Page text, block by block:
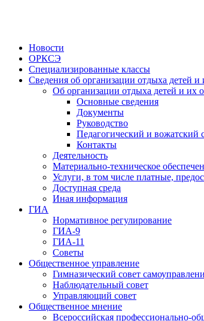
Новости
ОРКСЭ
Специализированные классы
Сведения об организации отдыха детей и
Об организации отдыха детей и их
Основные сведения
Документы
Руководство
Педагогический и вожатский
Контакты
Деятельность
Материально-техническое
Услуги, в том числе платные,
Доступная среда
Иная информация
ГИА
Нормативное регулирование
ГИА-9
ГИА-11
Советы
Общественное управление
Гимназический совет
Наблюдательный совет
Управляющий совет
Общественное мнение
Всероссийская профессионально-